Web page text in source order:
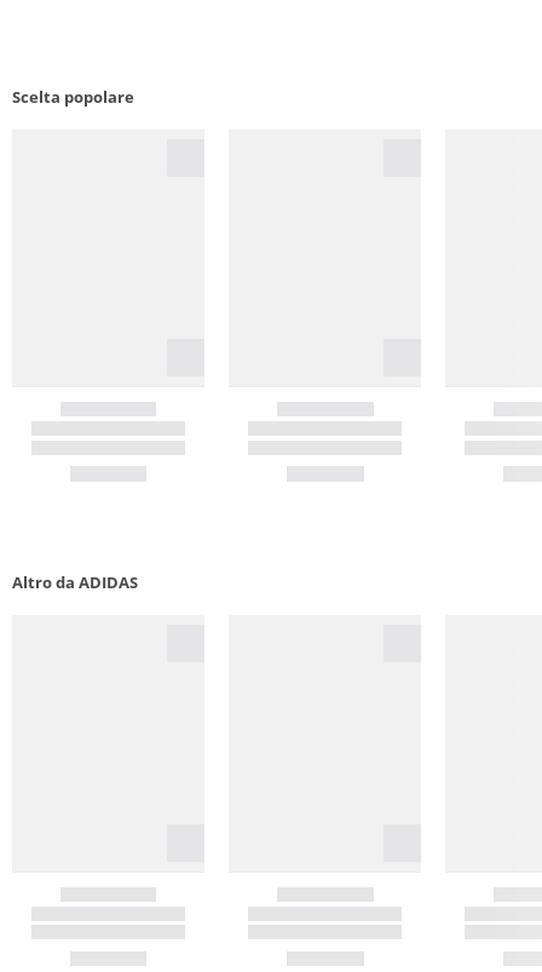
Scelta popolare
Altro da ADIDAS